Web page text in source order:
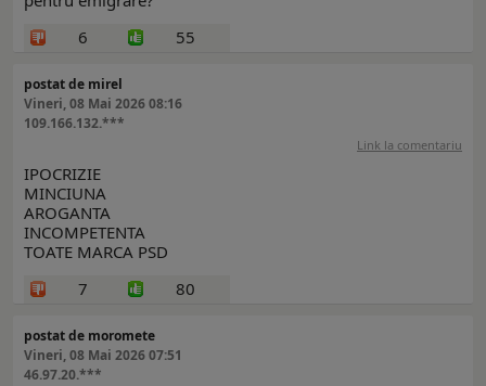
6
55
postat de mirel
Vineri, 08 Mai 2026 08:16
109.166.132.***
Link la comentariu
IPOCRIZIE
MINCIUNA
AROGANTA
INCOMPETENTA
TOATE MARCA PSD
7
80
postat de moromete
Vineri, 08 Mai 2026 07:51
46.97.20.***